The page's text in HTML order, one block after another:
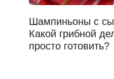
Шампиньоны с
Какой грибной
просто готовить?